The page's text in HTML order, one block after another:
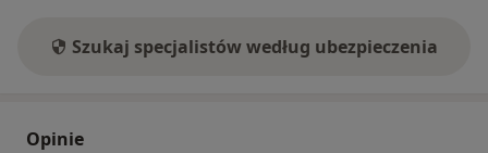
Szukaj specjalistów według ubezpieczenia
Opinie